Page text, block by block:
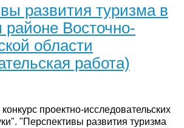
развития туризма в
районе Восточно-
области
работа)
проектно-исследовательских
"Перспективы развития туризма